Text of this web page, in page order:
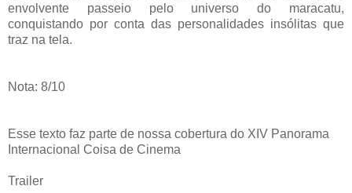
envolvente passeio pelo universo do maracatu,
conquistando por conta das personalidades insólitas que
traz na tela.
Nota: 8/10
Esse texto faz parte de nossa cobertura do XIV Panorama
Internacional Coisa de Cinema
Trailer